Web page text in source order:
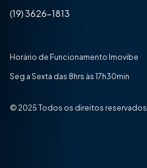
(19) 3626-1813
Horário de Funcionamento Imovibe
Seg a Sexta das 8hrs às 17h30min
© 2025 Todos os direitos reservados